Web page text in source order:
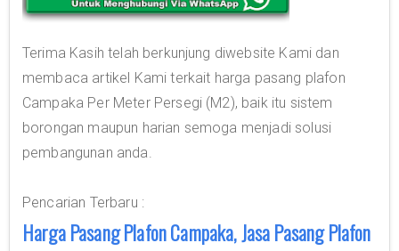
Terima Kasih telah berkunjung diwebsite Kami dan
membaca artikel Kami terkait harga pasang plafon
Campaka Per Meter Persegi (M2), baik itu sistem
borongan maupun harian semoga menjadi solusi
pembangunan anda.
Pencarian Terbaru :
Harga Pasang Plafon Campaka, Jasa Pasang Plafon